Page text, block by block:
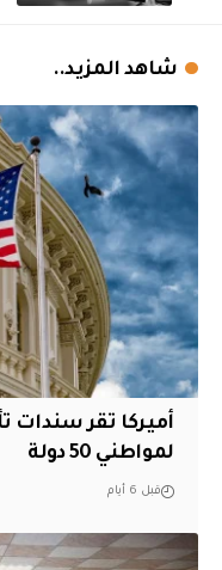
شاهد المزيد..
لمواطني 50 دولة
قبل 6 أيام